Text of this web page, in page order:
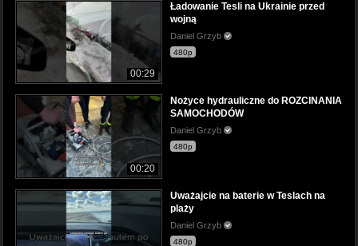
00:29
Ładowanie Tesli na Ukrainie przed
wojną
Daniel Grzyb
480p
00:20
Nożyce hydrauliczne do ROZCINANIA
SAMOCHODÓW
Daniel Grzyb
480p
Uważajcie na baterie w Teslach na
plaży
Daniel Grzyb
480p